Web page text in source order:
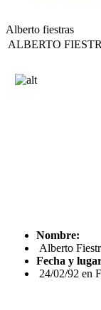
Alberto fiestras
ALBERTO
Nombre:
Alberto
Fecha y
24/02/92 en